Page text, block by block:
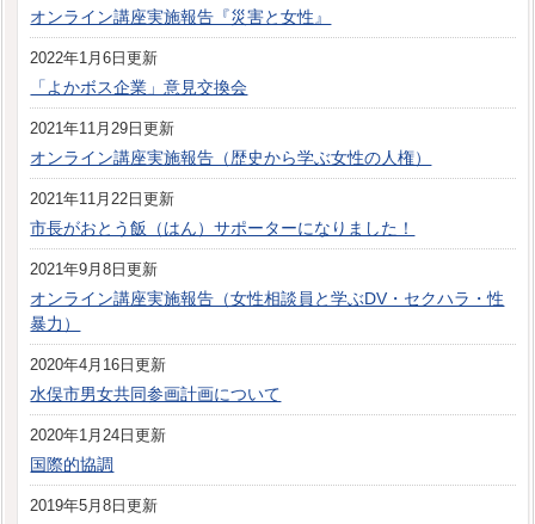
オンライン講座実施報告『災害と女性』
2022年1月6日更新
「よかボス企業」意見交換会
2021年11月29日更新
オンライン講座実施報告（歴史から学ぶ女性の人権）
2021年11月22日更新
市長がおとう飯（はん）サポーターになりました！
2021年9月8日更新
オンライン講座実施報告（女性相談員と学ぶDV・セクハラ・性
暴力）
2020年4月16日更新
水俣市男女共同参画計画について
2020年1月24日更新
国際的協調
2019年5月8日更新